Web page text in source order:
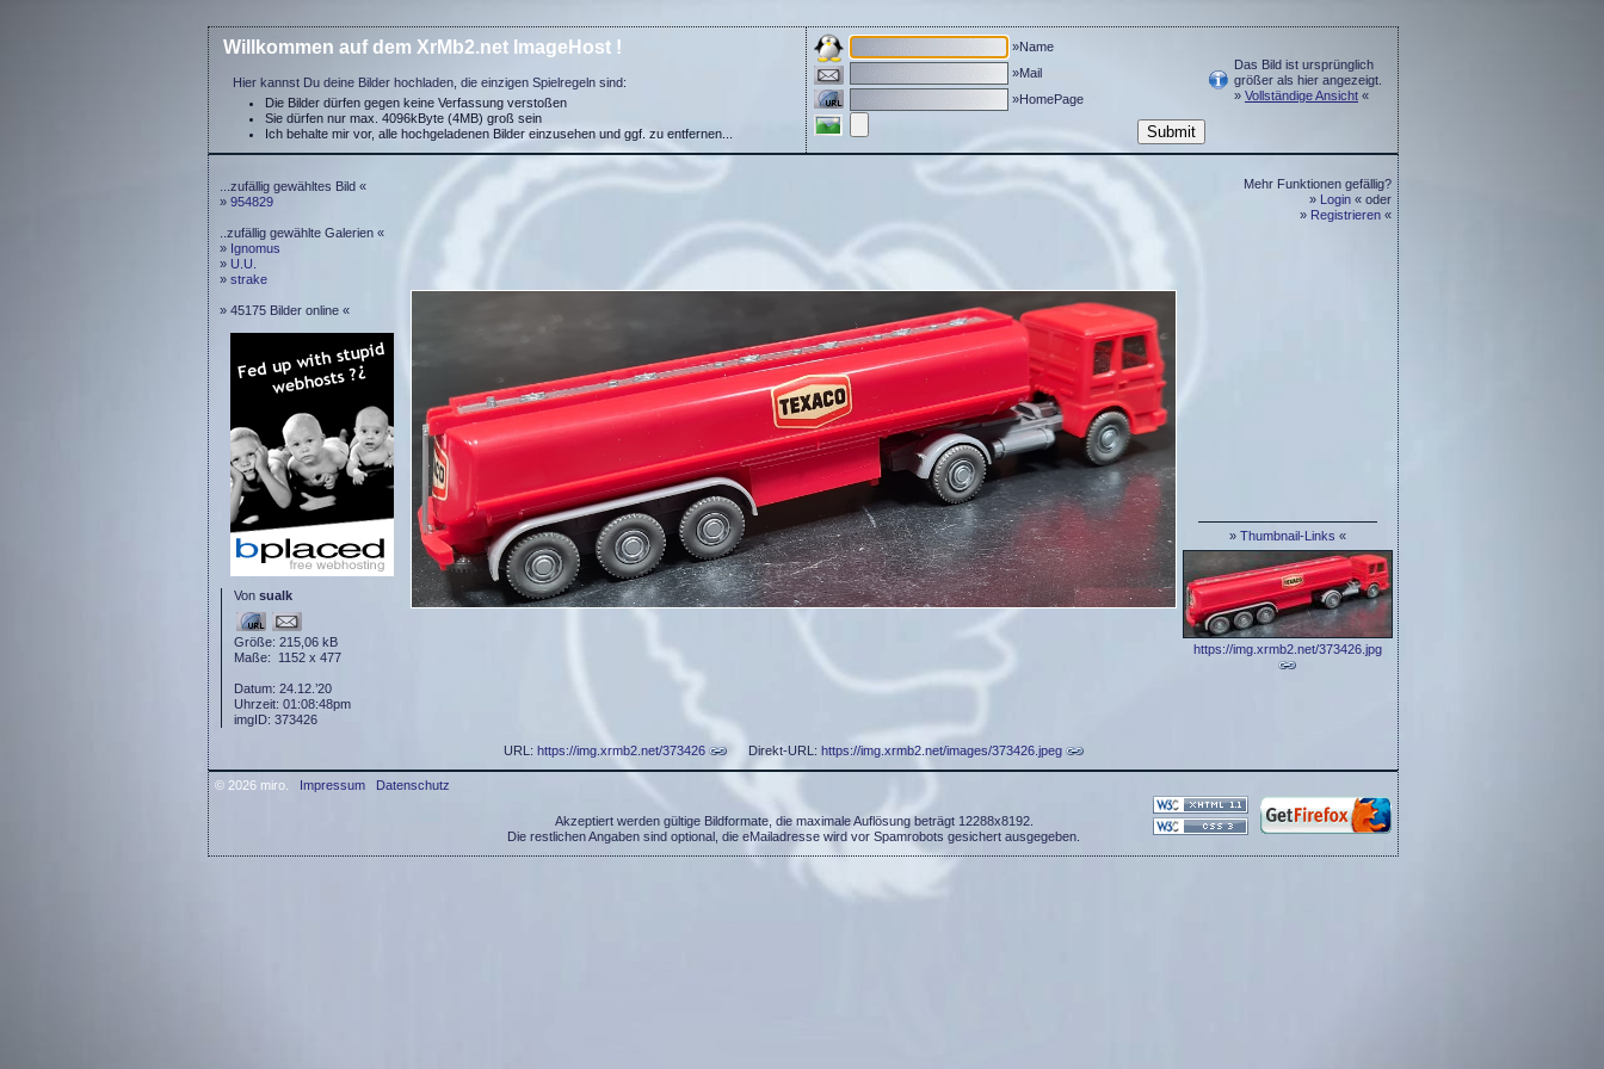
Willkommen auf dem XrMb2.net ImageHost !
Hier kannst Du deine Bilder hochladen, die einzigen Spielregeln sind:
Die Bilder dürfen gegen keine Verfassung verstoßen
Sie dürfen nur max. 4096kByte (4MB) groß sein
Ich behalte mir vor, alle hochgeladenen Bilder einzusehen und ggf. zu entfernen...
»Name
»Mail
»HomePage
Das Bild ist ursprünglich
größer als hier angezeigt.
» Vollständige Ansicht «
...zufällig gewähltes Bild «
» 954829
..zufällig gewählte Galerien «
» Ignomus
» U.U.
» strake
» 45175 Bilder online «
Von sualk
Größe: 215,06 kB
Maße: 1152 x 477
Datum: 24.12.’20
Uhrzeit: 01:08:48pm
imgID: 373426
URL: https://img.xrmb2.net/373426 Direkt-URL: https://img.xrmb2.net/images/373426.jpeg
Mehr Funktionen gefällig?
» Login « oder
» Registrieren «
» Thumbnail-Links «
https://img.xrmb2.net/373426.jpg
© 2026 miro. Impressum Datenschutz
Akzeptiert werden gültige Bildformate, die maximale Auflösung beträgt 12288x8192.
Die restlichen Angaben sind optional, die eMailadresse wird vor Spamrobots gesichert ausgegeben.